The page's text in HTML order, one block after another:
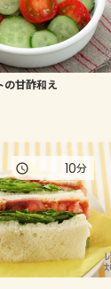
甘酢和え
10分